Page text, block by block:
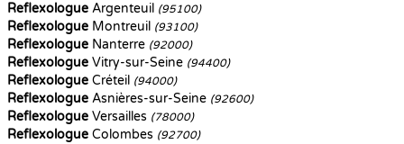
Reflexologue Argenteuil (95100)
Reflexologue Montreuil (93100)
Reflexologue Nanterre (92000)
Reflexologue Vitry-sur-Seine (94400)
Reflexologue Créteil (94000)
Reflexologue Asnières-sur-Seine (92600)
Reflexologue Versailles (78000)
Reflexologue Colombes (92700)